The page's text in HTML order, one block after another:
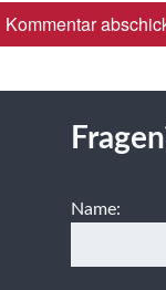
Name: